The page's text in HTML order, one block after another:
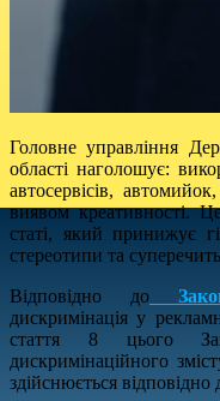
Головне управління
області наголошує:
автосервісів,
виявом креативності.
статі, який принижує
стереотипи та
Відповідно до
дискримінація у
стаття 8 цього
дискримінаційного
здійснюється відповідно